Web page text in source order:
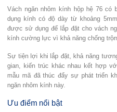
Vách ngăn nhôm kính hộp hệ 76 có
dụng kính có độ dày từ khoảng
được sử dụng để lắp đặt cho vách
kính cường lực vì khả năng chống
Sự tiện lợi khi lắp đặt, khả năng
gian, kiến trúc khác nhau kết hợp
mẫu mã đã thúc đẩy sự phát triển
ngăn nhôm kính này.
Ưu điểm nổi bật